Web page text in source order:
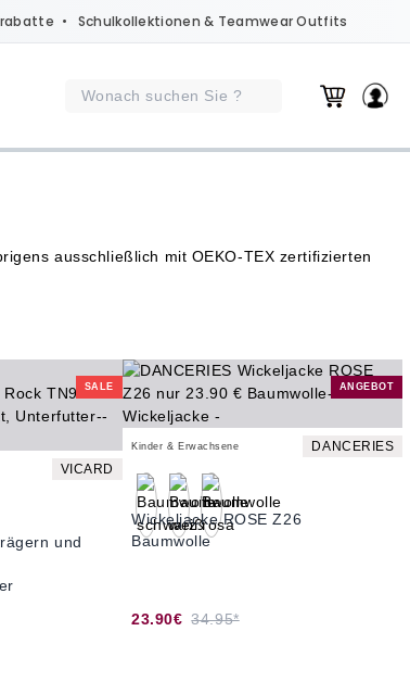
• Schulkollektionen & Teamwear Outfits
ausschließlich mit OEKO-TEX zertifizierten
SALE
VICARD
und
ANGEBOT
Kinder & Erwachsene DANCERIES
Wickeljacke ROSE Z26
Baumwolle
23.90€ 34.95*